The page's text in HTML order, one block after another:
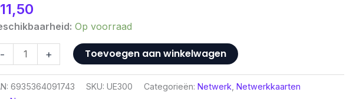
11,50
Op voorraad
- + Toevoegen aan winkelwagen
6935364091743 SKU:UE300 Categorieën:Netwerk ,Netwerkkaarten